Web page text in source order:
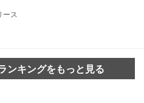
ス
ンキングをもっと見る